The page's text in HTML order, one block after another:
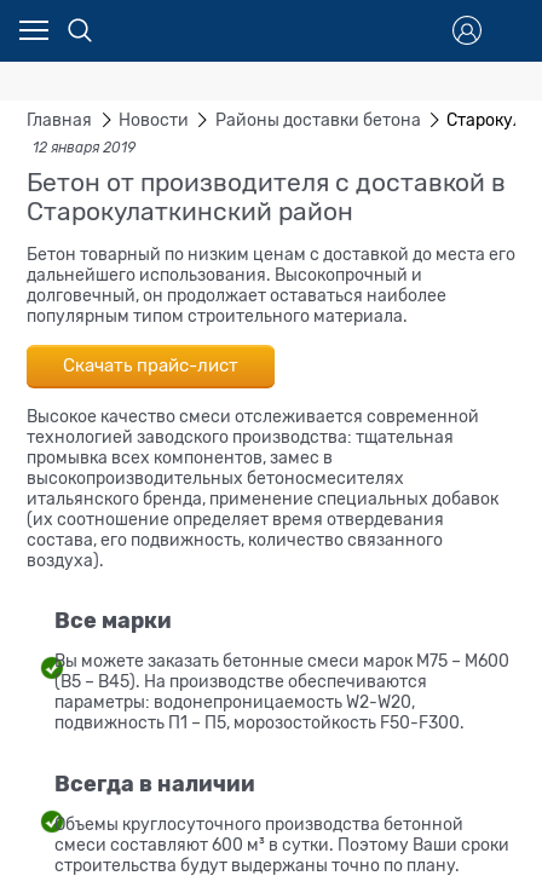
Главная Новости Районы доставки бетона
12 января 2019
Бетон от производителя с доставкой в
Старокулаткинский район
Бетон товарный по низким ценам с доставкой до места его
дальнейшего использования. Высокопрочный и
долговечный, он продолжает оставаться наиболее
популярным типом строительного материала.
Скачать прайс-лист
Высокое качество смеси отслеживается современной
технологией заводского производства: тщательная
промывка всех компонентов, замес в
высокопроизводительных бетоносмесителях
итальянского бренда, применение специальных добавок
(их соотношение определяет время отвердевания
состава, его подвижность, количество связанного
воздуха).
Все марки
Вы можете заказать бетонные смеси марок М75 – М600
(В5 – В45). На производстве обеспечиваются
параметры: водонепроницаемость W2-W20,
подвижность П1 – П5, морозостойкость F50-F300.
Всегда в наличии
Объемы круглосуточного производства бетонной
смеси составляют 600 м³ в сутки. Поэтому Ваши сроки
строительства будут выдержаны точно по плану.